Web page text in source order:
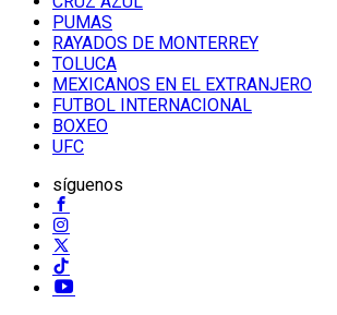
PUMAS
RAYADOS DE MONTERREY
TOLUCA
MEXICANOS EN EL EXTRANJERO
FUTBOL INTERNACIONAL
BOXEO
UFC
síguenos